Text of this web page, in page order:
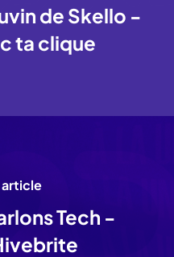
de Skello -
ta clique
article
Tech -